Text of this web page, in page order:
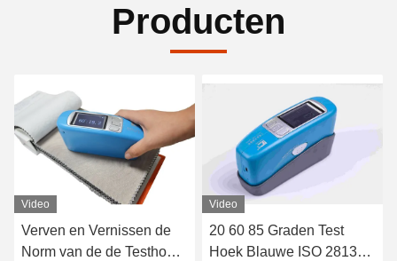
Producten
Video
Verven en Vernissen de
Norm van de de Testhoek
Video
20 60 85 Graden Test
Hoek Blauwe ISO 2813